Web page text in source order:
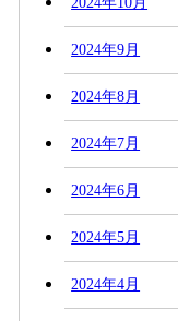
2024年9月
2024年8月
2024年7月
2024年6月
2024年5月
2024年4月